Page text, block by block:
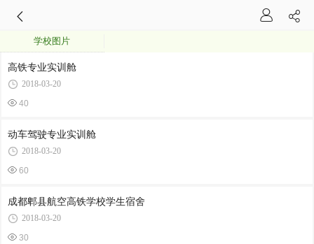
学校图片
高铁专业实训舱
2018-03-20
40
动车驾驶专业实训舱
2018-03-20
60
成都郫县航空高铁学校学生宿舍
2018-03-20
30